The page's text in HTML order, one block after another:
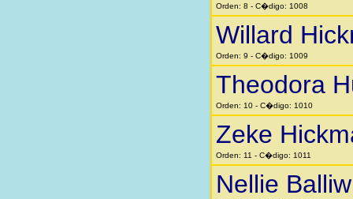
Orden: 8 - C�digo: 1008
Willard
Orden: 9 - C�digo: 1009
Theodora
Orden: 10 - C�digo: 1010
Zeke
Orden: 11 - C�digo: 1011
Nellie